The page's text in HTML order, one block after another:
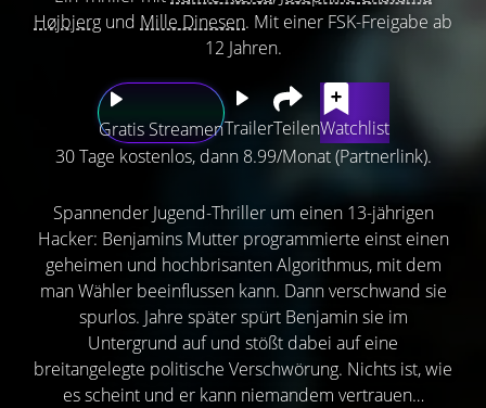
Højbjerg und Mille Dinesen. Mit einer FSK-Freigabe ab
12 Jahren.
Gratis StreamenTrailerTeilenWatchlist
30 Tage kostenlos, dann 8.99/Monat (Partnerlink).
Spannender Jugend-Thriller um einen 13-jährigen
Hacker: Benjamins Mutter programmierte einst einen
geheimen und hochbrisanten Algorithmus, mit dem
man Wähler beeinflussen kann. Dann verschwand sie
spurlos. Jahre später spürt Benjamin sie im
Untergrund auf und stößt dabei auf eine
breitangelegte politische Verschwörung. Nichts ist, wie
es scheint und er kann niemandem vertrauen…